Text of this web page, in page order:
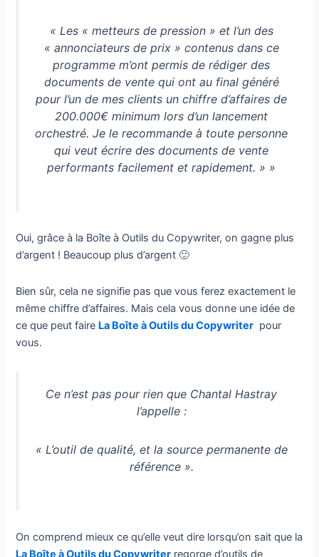
« Les « metteurs de pression » et l’un des
« annonciateurs de prix » contenus dans ce
programme m’ont permis de rédiger des
documents de vente qui ont au final généré
pour l’un de mes clients un chiffre d’affaires de
200.000€ minimum lors d’un lancement
orchestré. Je le recommande à toute personne
qui veut écrire des documents de vente
performants facilement et rapidement. » »
Oui, grâce à la Boîte à Outils du Copywriter, on gagne plus
d’argent ! Beaucoup plus d’argent 🙂
Bien sûr, cela ne signifie pas que vous ferez exactement le
même chiffre d’affaires. Mais cela vous donne une idée de
ce que peut faire La Boîte à Outils du Copywriter pour
vous.
Ce n’est pas pour rien que Chantal Hastray
l’appelle :
« L’outil de qualité, et la source permanente de
référence ».
On comprend mieux ce qu’elle veut dire lorsqu’on sait que la
La Boîte à Outils du Copywriter regorge d’outils de